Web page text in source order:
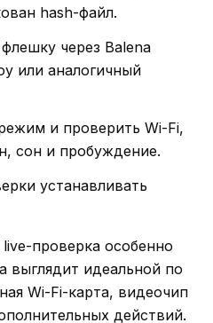
hash-файл.
через Balena
или аналогичный
и проверить Wi-Fi,
сон и пробуждение.
устанавливать
проверка особенно
выглядит идеальной по
Wi-Fi-карта, видеочип
действий.